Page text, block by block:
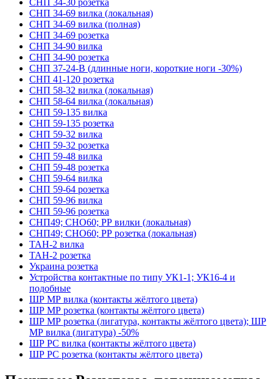
СНП 34-69 вилка (локальная)
СНП 34-69 вилка (полная)
СНП 34-69 розетка
СНП 34-90 вилка
СНП 34-90 розетка
СНП 37-24-В (длинные ноги, короткие ноги -30%)
СНП 41-120 розетка
СНП 58-32 вилка (локальная)
СНП 58-64 вилка (локальная)
СНП 59-135 вилка
СНП 59-135 розетка
СНП 59-32 вилка
СНП 59-32 розетка
СНП 59-48 вилка
СНП 59-48 розетка
СНП 59-64 вилка
СНП 59-64 розетка
СНП 59-96 вилка
СНП 59-96 розетка
СНП49; СНО60; РР вилки (локальная)
СНП49; СНО60; РР розетка (локальная)
ТАН-2 вилка
ТАН-2 розетка
Украина розетка
Устройства контактные по типу УК1-1; УК16-4 и
подобные
ШР МР вилка (контакты жёлтого цвета)
ШР МР розетка (контакты жёлтого цвета)
ШР МР розетка (лигатура, контакты жёлтого цвета); ШР
МР вилка (лигатура) -50%
ШР РС вилка (контакты жёлтого цвета)
ШР РС розетка (контакты жёлтого цвета)